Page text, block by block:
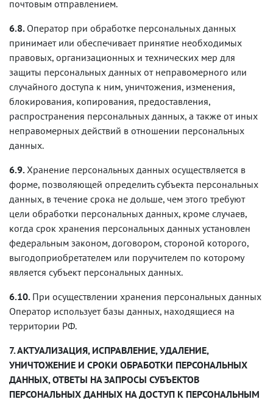
почтовым отправлением.
6.8. Оператор при обработке персональных данных
принимает или обеспечивает принятие необходимых
правовых, организационных и технических мер для
защиты персональных данных от неправомерного или
случайного доступа к ним, уничтожения, изменения,
блокирования, копирования, предоставления,
распространения персональных данных, а также от иных
неправомерных действий в отношении персональных
данных.
6.9.Хранение персональных данных осуществляется в
форме, позволяющей определить субъекта персональных
данных, в течение срока не дольше, чем этого требуют
цели обработки персональных данных, кроме случаев,
когда срок хранения персональных данных установлен
федеральным законом, договором, стороной которого,
выгодоприобретателем или поручителем по которому
является субъект персональных данных.
6.10. При осуществлении хранения персональных данных
Оператор использует базы данных, находящиеся на
территории РФ.
7. АКТУАЛИЗАЦИЯ, ИСПРАВЛЕНИЕ, УДАЛЕНИЕ,
УНИЧТОЖЕНИЕ И СРОКИ ОБРАБОТКИ ПЕРСОНАЛЬНЫХ
ДАННЫХ, ОТВЕТЫ НА ЗАПРОСЫ СУБЪЕКТОВ
ПЕРСОНАЛЬНЫХ ДАННЫХ НА ДОСТУП К ПЕРСОНАЛЬНЫМ